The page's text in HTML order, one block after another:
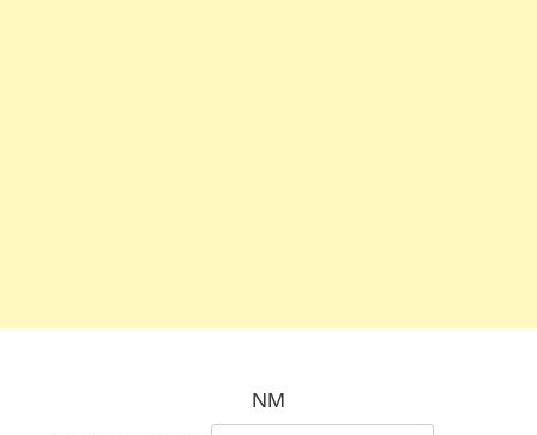
NM